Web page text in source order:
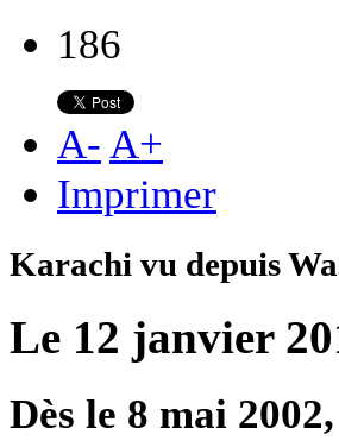
186
A- A+
Imprimer
Karachi vu depuis
Le 12 janvier
Dès le 8 mai